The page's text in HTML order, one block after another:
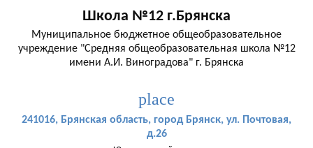
Школа №12 г.Брянска
Муниципальное бюджетное общеобразовательное
учреждение "Средняя общеобразовательная школа №12
имени А.И. Виноградова" г. Брянска
place
241016, Брянская область, город Брянск, ул. Почтовая,
д.26